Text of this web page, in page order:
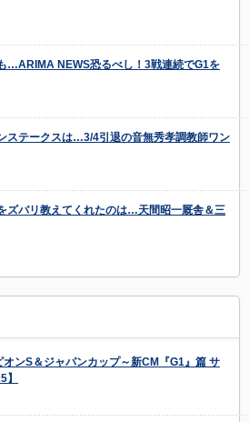
…ARIMA NEWS恐るべし！3戦連続でG1を
ステークスは…3/4引退の音無秀孝調教師ワン
ズバリ教えてくれたのは…天間昭一厩舎＆三
オンS＆ジャパンカップ～新CM『G1』篇 サ